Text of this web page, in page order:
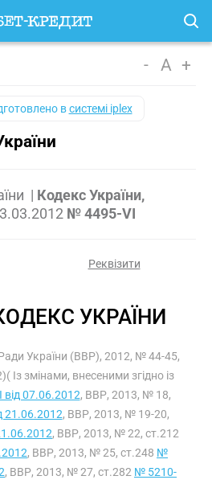
- A +
всистемі iplex
| Кодекс України,
№ 4495-VI
Реквізити
УКРАЇНИ
України (ВВР), 2012, № 44-45,
змінами, внесеними згідно із
07.06.2012, ВВР, 2013, № 18,
21.06.2012, ВВР, 2013, № 19-20,
, ВВР, 2013, № 22, ст.212
, ВВР, 2013, № 25, ст.248 №
, ВВР, 2013, № 27, ст.282 № 5210-